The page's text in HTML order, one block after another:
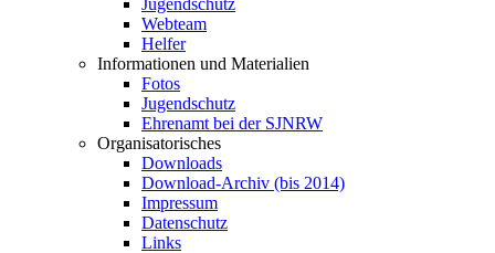
Jugendschutz
Webteam
Helfer
Informationen und Materialien
Fotos
Jugendschutz
Ehrenamt bei der SJNRW
Organisatorisches
Downloads
Download-Archiv (bis 2014)
Impressum
Datenschutz
Links